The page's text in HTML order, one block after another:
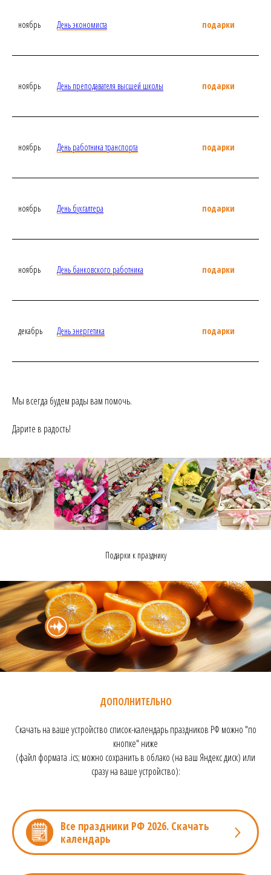
ноябрь День экономиста подарки
ноябрь День преподавателя высшей школы подарки
ноябрь День работника транспорта подарки
ноябрь День бухгалтера подарки
ноябрь День банковского работника подарки
декабрь День энергетика подарки
Мы всегда будем рады вам помочь.
Дарите в радость!
Подарки к празднику
ДОПОЛНИТЕЛЬНО
Скачать на ваше устройство список-календарь праздников РФ можно "по
кнопке" ниже
(файл формата .ics; можно сохранить в облако (на ваш Яндекс диск) или
сразу на ваше устройство):
Все праздники РФ 2026. Скачать
календарь